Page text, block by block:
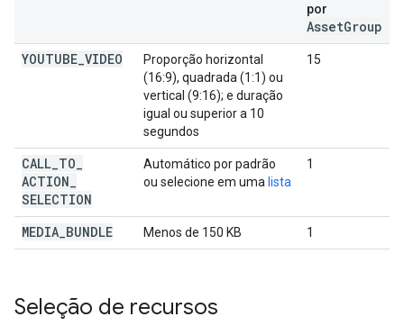
por
AssetGroup
YOUTUBE VIDEO
Proporção horizontal
(16:9), quadrada (1:1) ou
vertical (9:16); e duração
igual ou superior a 10
segundos
15
CALL TO
ACTION
SELECTION
Automático por padrão
ou selecione em uma lista
1
MEDIA BUNDLE Menos de 150 KB 1
Seleção de recursos